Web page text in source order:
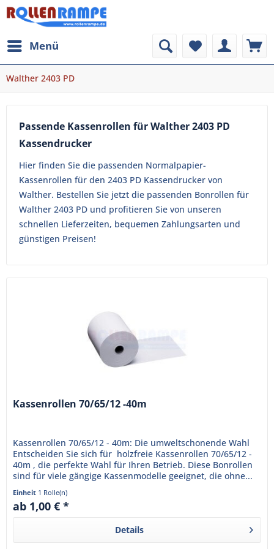
Menü
Walther 2403 PD
Passende Kassenrollen für Walther 2403 PD
Kassendrucker
Hier finden Sie die passenden Normalpapier-
Kassenrollen für den 2403 PD Kassendrucker von
Walther. Bestellen Sie jetzt die passenden Bonrollen für
Walther 2403 PD und profitieren Sie von unseren
schnellen Lieferzeiten, bequemen Zahlungsarten und
günstigen Preisen!
Kassenrollen 70/65/12 -40m
Kassenrollen 70/65/12 - 40m: Die umweltschonende Wahl
Entscheiden Sie sich für holzfreie Kassenrollen 70/65/12 -
40m , die perfekte Wahl für Ihren Betrieb. Diese Bonrollen
sind für viele gängige Kassenmodelle geeignet, die ohne...
Einheit 1 Rolle(n)
ab 1,00 € *
Details